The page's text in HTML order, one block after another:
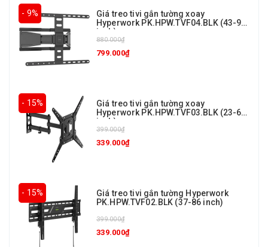
- 9%
Giá treo tivi gắn tường xoay
Hyperwork PK.HPW.TVF04.BLK (43-90
inch)
880.000₫
799.000₫
- 15%
Giá treo tivi gắn tường xoay
Hyperwork PK.HPW.TVF03.BLK (23-65
inch)
399.000₫
339.000₫
- 15%
Giá treo tivi gắn tường Hyperwork
PK.HPW.TVF02.BLK (37-86 inch)
399.000₫
339.000₫